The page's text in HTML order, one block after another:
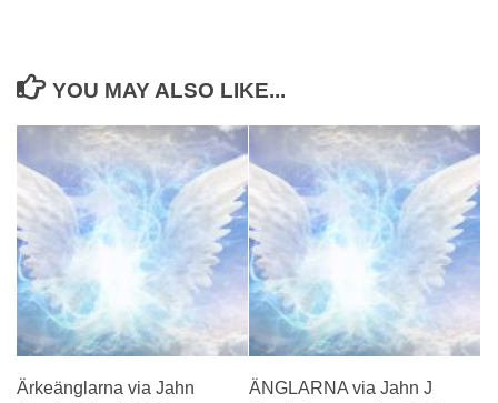
YOU MAY ALSO LIKE...
Ärkeänglarna via Jahn
ÄNGLARNA via Jahn J